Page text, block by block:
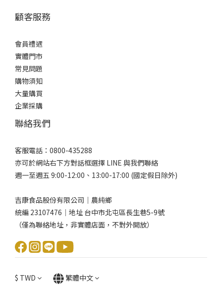
顧客服務
會員禮遇
實體門市
常見問題
購物須知
大量購買
企業採購
聯絡我們
客服電話：0800-435288
亦可於網站右下方對話框選擇 LINE 與我們聯絡
週一至週五 9:00-12:00、13:00-17:00 (國定假日除外)
吉康食品股份有限公司｜農純鄉
統編 23107476｜地址 台中市北屯區長生巷5-9號
（僅為聯絡地址，非實體店面，不對外開放）
$ TWD 繁體中文